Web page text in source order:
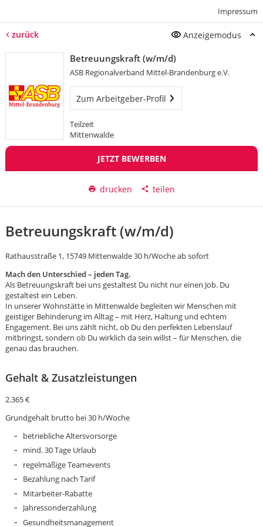
Impressum
zurück Anzeigemodus
Betreuungskraft (w/m/d)
ASB Regionalverband Mittel-Brandenburg e.V.
Zum Arbeitgeber-Profil
Teilzeit
Mittenwalde
JETZT BEWERBEN
drucken teilen
Betreuungskraft (w/m/d)
Rathausstraße 1, 15749 Mittenwalde 30 h/Woche ab sofort
Mach den Unterschied – jeden Tag.
Als Betreuungskraft bei uns gestaltest Du nicht nur einen Job. Du
gestaltest ein Leben.
In unserer Wohnstätte in Mittenwalde begleiten wir Menschen mit
geistiger Behinderung im Alltag – mit Herz, Haltung und echtem
Engagement. Bei uns zählt nicht, ob Du den perfekten Lebenslauf
mitbringst, sondern ob Du wirklich da sein willst – für Menschen, die
genau das brauchen.
Gehalt & Zusatzleistungen
2.365 €
Grundgehalt brutto bei 30 h/Woche
betriebliche Altersvorsorge
mind. 30 Tage Urlaub
regelmäßige Teamevents
Bezahlung nach Tarif
Mitarbeiter-Rabatte
Jahressonderzahlung
Gesundheitsmanagement